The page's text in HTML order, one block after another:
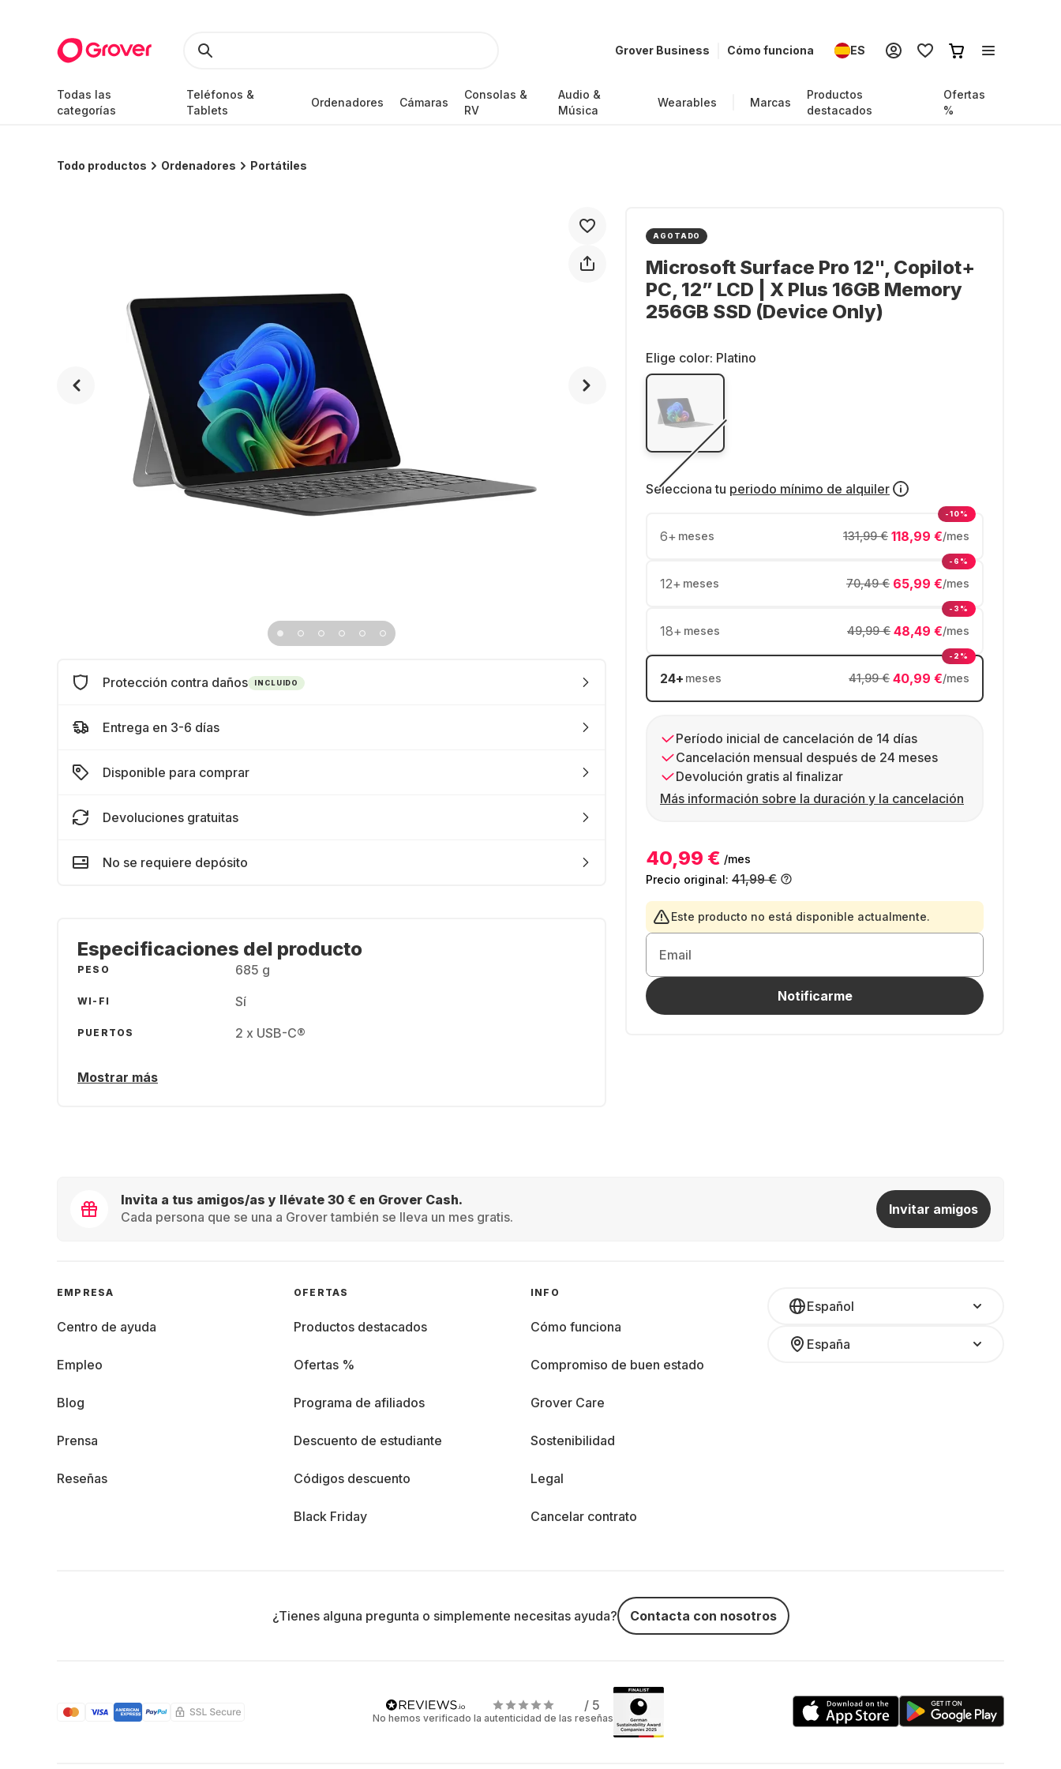
Grover Business Cómo funciona ES
Todas las
categorías
Teléfonos &
Tablets
Ordenadores Cámaras
Consolas &
RV
Audio &
Música
Wearables Marcas
Productos
destacados
Ofertas
%
Todo productos Ordenadores Portátiles
AGOTADO
Microsoft Surface Pro 12", Copilot+
PC, 12” LCD | X Plus 16GB Memory
256GB SSD (Device Only)
Elige color: Platino
Selecciona tu periodo mínimo de alquiler
6+ meses 118,99 €/mes
131,99 €
-10%
12+ meses 65,99 €/mes
70,49 €
-6%
18+ meses 48,49 €/mes
49,99 €
-3%
24+ meses 40,99 €/mes
41,99 €
-2%
Período inicial de cancelación de 14 días
Cancelación mensual después de 24 meses
Devolución gratis al finalizar
Más información sobre la duración y la cancelación
40,99 € /mes
Precio original: 41,99 €
Este producto no está disponible actualmente.
Email
Notificarme
Protección contra daños INCLUIDO
Entrega en 3-6 días
Disponible para comprar
Devoluciones gratuitas
No se requiere depósito
Especificaciones del producto
PESO 685 g
WI-FI Sí
PUERTOS 2 x USB-C®
Mostrar más
Invita a tus amigos/as y llévate 30 € en Grover Cash.
Cada persona que se una a Grover también se lleva un mes gratis.
Invitar amigos
Español
España
EMPRESA
Centro de ayuda
Empleo
Blog
Prensa
Reseñas
OFERTAS
Productos destacados
Ofertas %
Programa de afiliados
Descuento de estudiante
Códigos descuento
Black Friday
INFO
Cómo funciona
Compromiso de buen estado
Grover Care
Sostenibilidad
Legal
Cancelar contrato
¿Tienes alguna pregunta o simplemente necesitas ayuda? Contacta con nosotros
/ 5
No hemos verificado la autenticidad de las reseñas